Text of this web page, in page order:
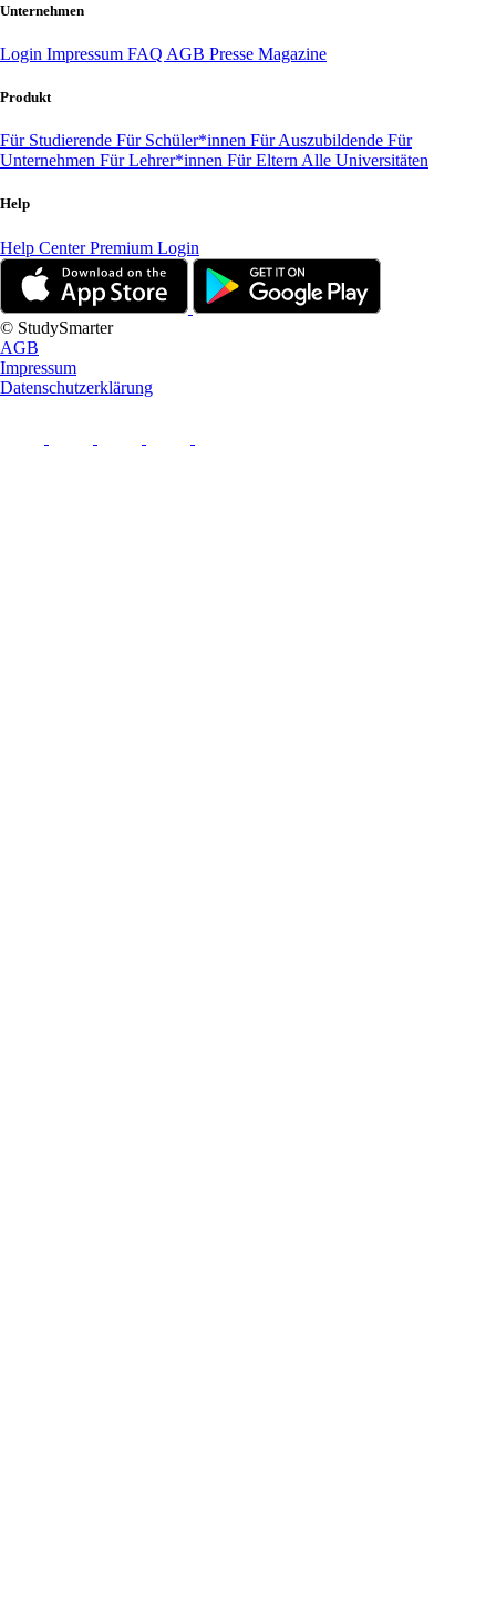
Unternehmen
Login Impressum FAQ AGB Presse Magazine
Produkt
Für Studierende Für Schüler*innen Für Auszubildende Für
Unternehmen Für Lehrer*innen Für Eltern Alle Universitäten
Help
Help CenterPremium Login
© StudySmarter
AGB
Impressum
Datenschutzerklärung